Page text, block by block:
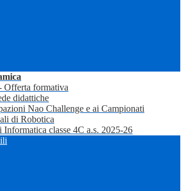
Offerta formativa
didattiche
Nao Challenge e ai Campionati
di Robotica
Informatica classe 4C a.s. 2025-26